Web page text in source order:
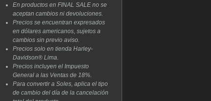
En productos en FINAL SALE no se
aceptan cambios ni devoluciones.
Precios se encuentran expresados
en dólares americanos, sujetos a
cambios sin previo aviso.
Precios solo en tienda Harley-
Davidson® Lima.
Precios incluyen el Impuesto
General a las Ventas de 18%.
Para convertir a Soles, aplica el tipo
de cambio del día de la cancelación